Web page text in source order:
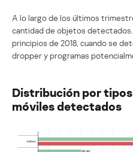
A lo largo de los últimos
cantidad de objetos
principios de 2018, cuando se
dropper y programas
Distribución por
móviles detectados